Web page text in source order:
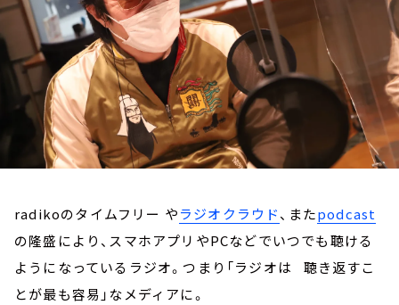
radikoのタイムフリー やラジオクラウド、またpodcast
の隆盛により、スマホアプリやPCなどでいつでも聴ける
ようになっているラジオ。つまり「ラジオは 聴き返すこ
とが最も容易」なメディアに。